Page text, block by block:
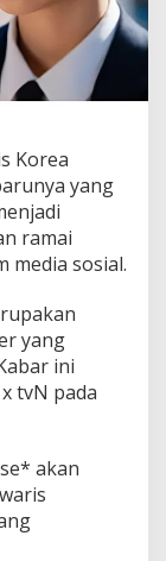
Korea
yang
ramai
media sosial.
yang
ini
tvN pada
akan